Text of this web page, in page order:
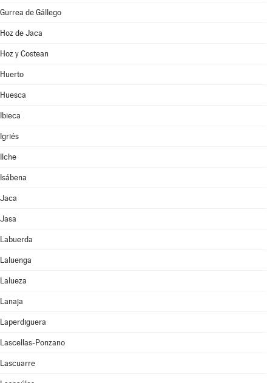
Gurrea de Gállego
Hoz de Jaca
Hoz y Costean
Huerto
Huesca
Ibieca
Igriés
Ilche
Isábena
Jaca
Jasa
Labuerda
Laluenga
Lalueza
Lanaja
Laperdiguera
Lascellas-Ponzano
Lascuarre